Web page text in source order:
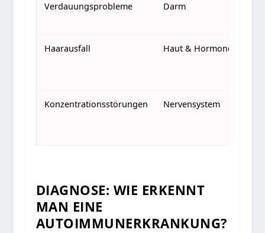
Verdauungsprobleme Darm
Haarausfall Haut & Hormone
Konzentrationsstörungen Nervensystem
DIAGNOSE: WIE ERKENNT
MAN EINE
AUTOIMMUNERKRANKUNG?